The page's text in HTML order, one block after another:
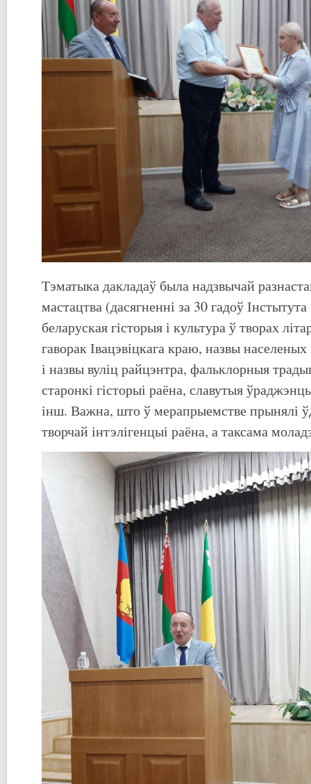
Тэматыка дакладаў была надзвычай
мастацтва (дасягненні за 30 гадоў
беларуская гісторыя і культура ў творах
гаворак Івацэвіцкага краю, назвы
і назвы вуліц райцэнтра, фальклорныя
старонкі гісторыі раёна, славутыя
інш. Важна, што ў мерапрыемстве прынялі
творчай інтэлігенцыі раёна, а таксама